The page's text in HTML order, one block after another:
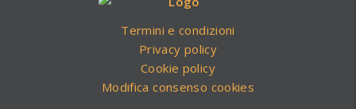
Termini e condizioni
Privacy policy
Cookie policy
Modifica consenso cookies